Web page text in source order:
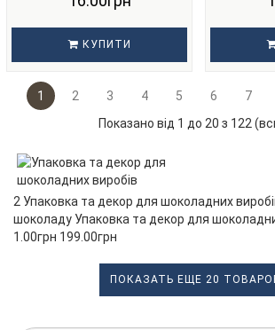
КУПИТИ
1 2 3 4 5 6 7
Показано від 1 до 20 з 122
2 Упаковка та декор для шоколадних
шоколаду Упаковка та декор для
1.00грн 199.00грн
ПОКАЗАТЬ ЕЩЕ 20